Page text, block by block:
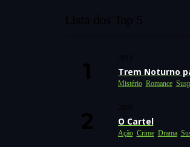
Trem Noturno
Mistério, Romance,
O Cartel
Ação, Crime, Drama,